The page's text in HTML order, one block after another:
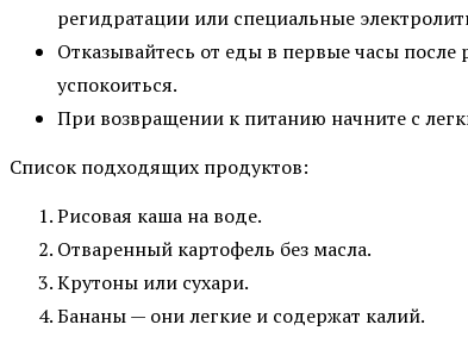
регидратации или специальные
Отказывайтесь от еды в первые часы
успокоиться.
При возвращении к питанию начните с
Список подходящих продуктов:
Рисовая каша на воде.
Отваренный картофель без масла.
Крутоны или сухари.
Бананы — они легкие и содержат калий.